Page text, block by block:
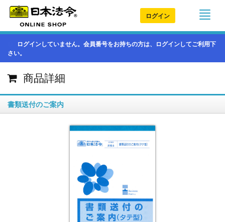
ログイン
ログインしていません。会員番号をお持ちの方は、ログインしてご利用下
さい。
商品詳細
書類送付のご案内